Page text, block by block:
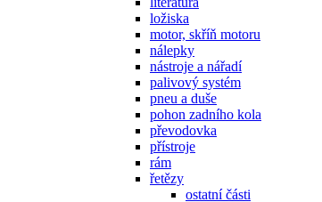
ložiska
motor, skříň motoru
nálepky
nástroje a nářadí
palivový systém
pneu a duše
pohon zadního kola
převodovka
přístroje
rám
řetězy
ostatní části